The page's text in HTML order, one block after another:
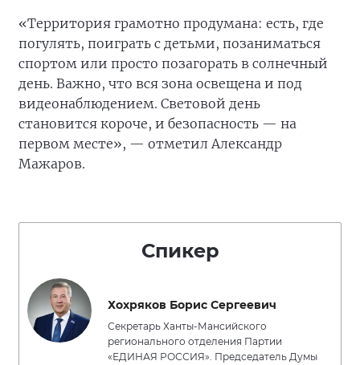
«Территория грамотно продумана: есть, где
погулять, поиграть с детьми, позаниматься
спортом или просто позагорать в солнечный
день. Важно, что вся зона освещена и под
видеонаблюдением. Световой день
становится короче, и безопасность — на
первом месте», — отметил Александр
Мажаров.
Спикер
Хохряков Борис Сергеевич
Секретарь Ханты-Мансийского
регионального отделения Партии
«ЕДИНАЯ РОССИЯ». Председатель Думы